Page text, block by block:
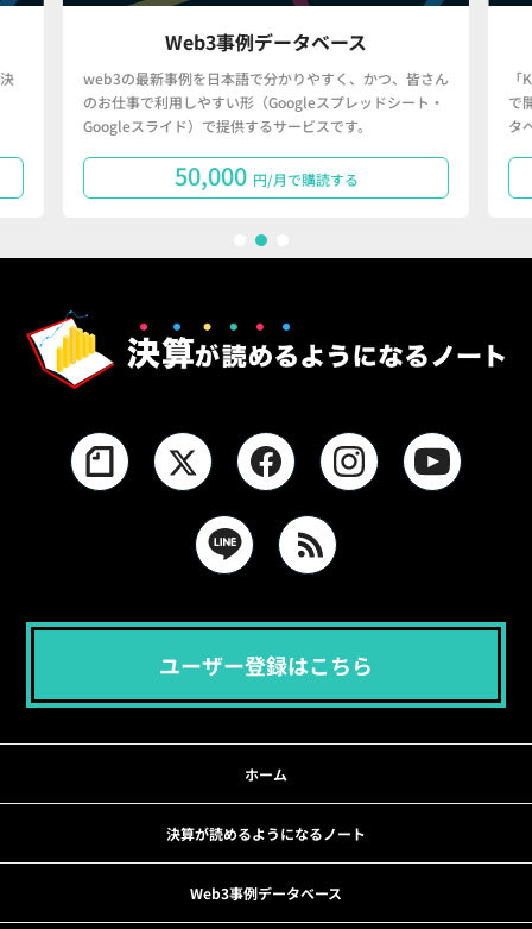
Web3事例データベース
web3の最新事例を日本語で分かりやすく、かつ、皆さん
のお仕事で利用しやすい形（Googleスプレッドシート・
Googleスライド）で提供するサービスです。
50,000 円/月で購読する
で
タ
ユーザー登録はこちら
ホーム
決算が読めるようになるノート
Web3事例データベース